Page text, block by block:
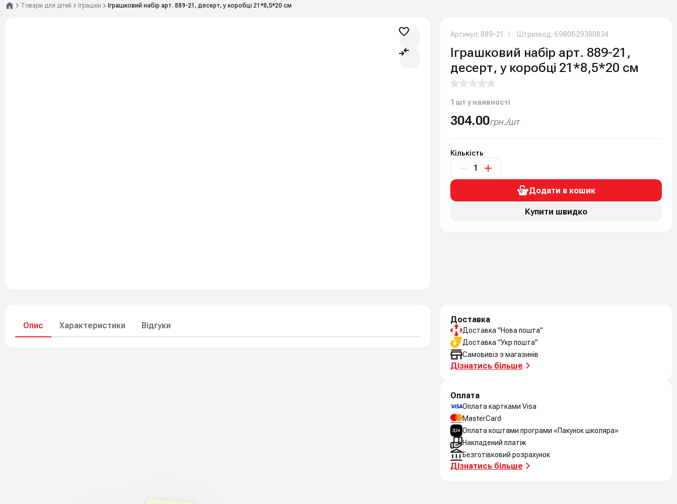
Рюкзаки
Головна
Товари для дітей Іграшки Іграшковий набір арт. 889-21, десерт, у коробці 21*8,5*20 см
Артикул: 889-21 Штрихкод: 6980629380834
Іграшковий набір арт. 889-21,
десерт, у коробці 21*8,5*20 см
1 шт у наявності
304.00грн./шт
Кількість
Додати в кошик
Купити швидко
Опис Характеристики Відгуки
Доставка
Доставка "Нова пошта"
Доставка "Укр пошта"
Самовивіз з магазинів
Дізнатись більше
Оплата
Оплата картками Visa
MasterCard
Оплата коштами програми «Пакунок школяра»
Накладений платіж
Безготівковий розрахунок
Дізнатись більше